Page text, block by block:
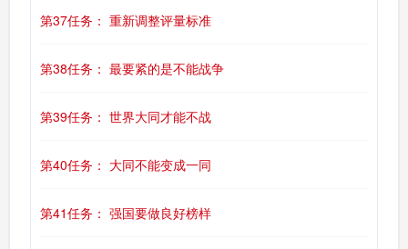
第37任务： 重新调整评量标准
第38任务： 最要紧的是不能战争
第39任务： 世界大同才能不战
第40任务： 大同不能变成一同
第41任务： 强国要做良好榜样